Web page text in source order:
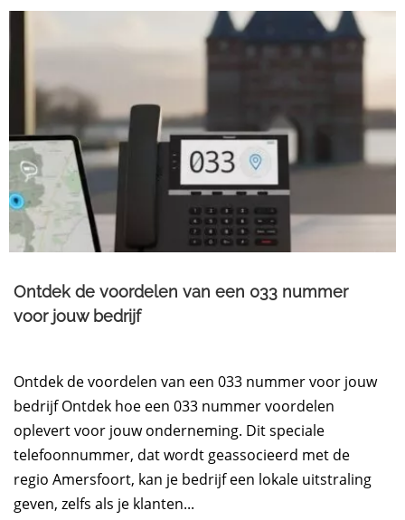
Ontdek de voordelen van een 033 nummer
voor jouw bedrijf
Ontdek de voordelen van een 033 nummer voor jouw
bedrijf Ontdek hoe een 033 nummer voordelen
oplevert voor jouw onderneming. Dit speciale
telefoonnummer, dat wordt geassocieerd met de
regio Amersfoort, kan je bedrijf een lokale uitstraling
geven, zelfs als je klanten...